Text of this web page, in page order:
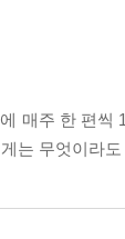
매주 한 편
는 무엇이라